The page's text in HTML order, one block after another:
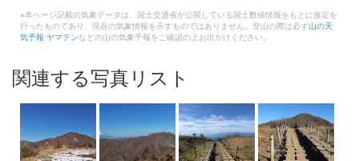
※本ページ記載の気象データは、国土交通省が公開している国土数値情報をもとに推定を
行ったものであり、現在の気象情報を示すものではありません。登山の際は必ず山の天
気予報 ヤマテンなどの山の気象予報をご確認の上お出かけください。
関連する写真リスト